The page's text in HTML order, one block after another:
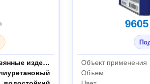
МДФ, ДСП, фанера, деревянные изделия
Объект применения
Объем